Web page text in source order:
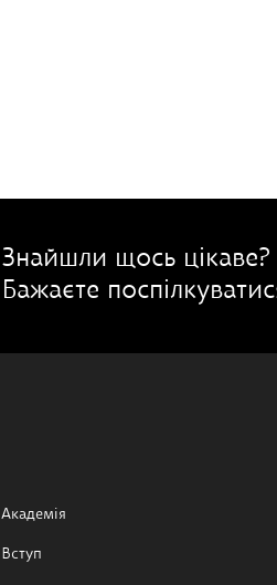
Знайшли щось цікаве?
Бажаєте
Академія
Вступ